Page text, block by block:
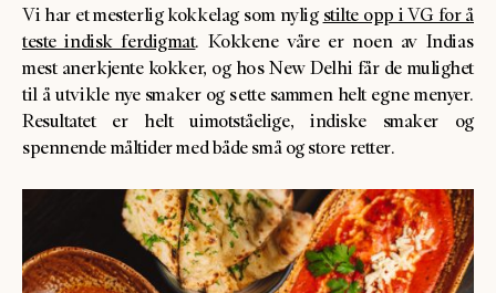
Vi har et mesterlig kokkelag som nyligstilte opp i VG for å
teste indisk ferdigmat. Kokkene våre er noen av Indias
mest anerkjente kokker, og hos New Delhi får de mulighet
til å utvikle nye smaker og sette sammen helt egne menyer.
Resultatet er helt uimotståelige, indiske smaker og
spennende måltider med både små og store retter.